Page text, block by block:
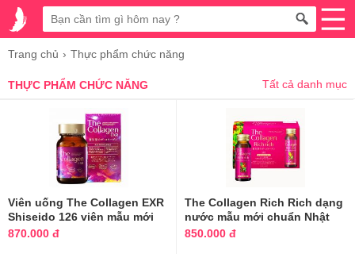
Trang chủ Thực phẩm chức năng
THỰC PHẨM CHỨC NĂNG Tất cả danh mục
Viên uống The Collagen EXR
Shiseido 126 viên mẫu mới
nhất
870.000 đ
The Collagen Rich Rich dạng
nước mẫu mới chuẩn Nhật
850.000 đ